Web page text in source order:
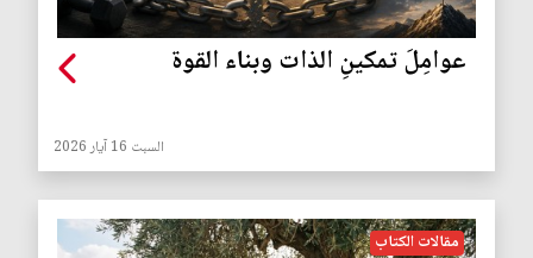
عوامِلَ تمكينِ الذات وبناء القوة
السبت 16 آيار 2026
مقالات الكتاب